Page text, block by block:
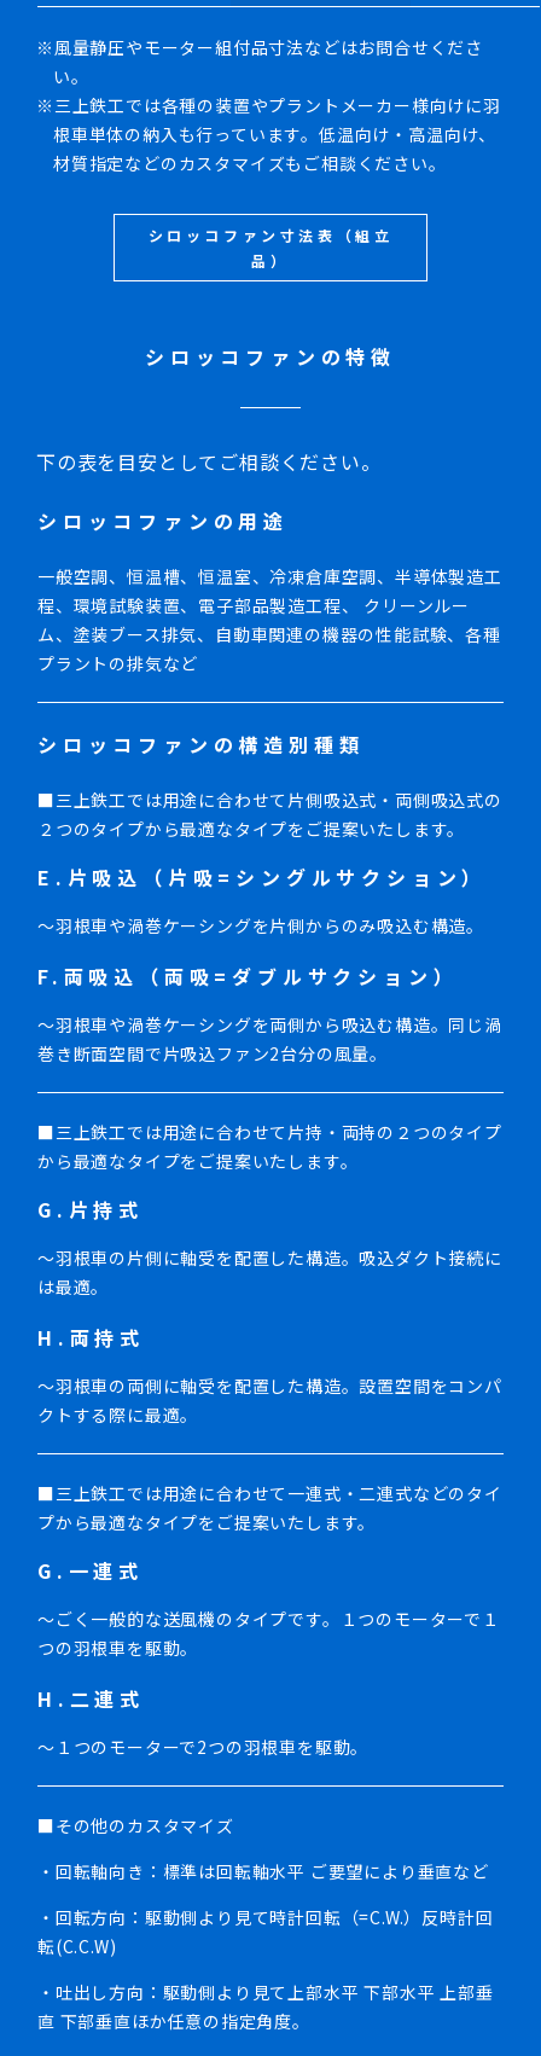
※風量静圧やモーター組付品寸法などはお問合せくださ
い。
※三上鉄工では各種の装置やプラントメーカー様向けに羽
根車単体の納入も行っています。低温向け・高温向け、
材質指定などのカスタマイズもご相談ください。
シロッコファン寸法表（組立
品）
シロッコファンの特徴
下の表を目安としてご相談ください。
シロッコファンの用途
一般空調、恒温槽、恒温室、冷凍倉庫空調、半導体製造工
程、環境試験装置、電子部品製造工程、 クリーンルー
ム、塗装ブース排気、自動車関連の機器の性能試験、各種
プラントの排気など
シロッコファンの構造別種類
■三上鉄工では用途に合わせて片側吸込式・両側吸込式の
２つのタイプから最適なタイプをご提案いたします。
E.片吸込（片吸=シングルサクション）
～羽根車や渦巻ケーシングを片側からのみ吸込む構造。
F.両吸込（両吸=ダブルサクション）
～羽根車や渦巻ケーシングを両側から吸込む構造。同じ渦
巻き断面空間で片吸込ファン2台分の風量。
■三上鉄工では用途に合わせて片持・両持の２つのタイプ
から最適なタイプをご提案いたします。
G.片持式
～羽根車の片側に軸受を配置した構造。吸込ダクト接続に
は最適。
H.両持式
～羽根車の両側に軸受を配置した構造。設置空間をコンパ
クトする際に最適。
■三上鉄工では用途に合わせて一連式・二連式などのタイ
プから最適なタイプをご提案いたします。
G.一連式
～ごく一般的な送風機のタイプです。１つのモーターで１
つの羽根車を駆動。
H.二連式
～１つのモーターで2つの羽根車を駆動。
■その他のカスタマイズ
・回転軸向き：標準は回転軸水平 ご要望により垂直など
・回転方向：駆動側より見て時計回転（=C.W.）反時計回
転(C.C.W)
・吐出し方向：駆動側より見て上部水平 下部水平 上部垂
直 下部垂直ほか任意の指定角度。